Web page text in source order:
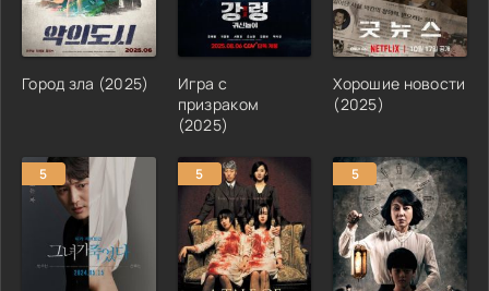
Город зла (2025)
Игра с
призраком
(2025)
Хорошие новости
(2025)
5 5 5